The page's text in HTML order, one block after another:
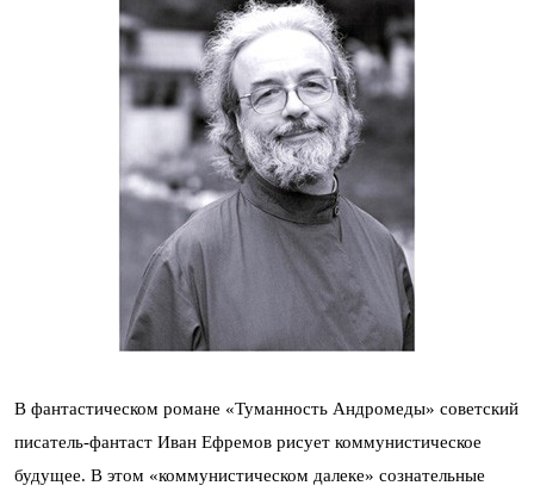
В фантастическом романе «Туманность Андромеды» советский
писатель-фантаст Иван Ефремов рисует коммунистическое
будущее. В этом «коммунистическом далеке» сознательные